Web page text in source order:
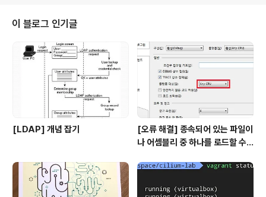
이 블로그 인기글
[LDAP] 개념 잡기
[오류 해결] 종속되어 있는 파일이
나 어셈블리 중 하나를 로드할 수